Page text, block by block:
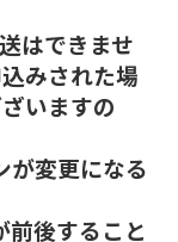
はできませ
みされた場
いますの
が変更になる
前後すること